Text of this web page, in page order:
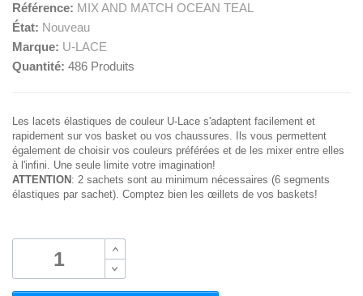
Référence: MIX AND MATCH OCEAN TEAL
État: Nouveau
Marque: U-LACE
Quantité: 486 Produits
Les lacets élastiques de couleur U-Lace s'adaptent facilement et
rapidement sur vos basket ou vos chaussures. Ils vous permettent
également de choisir vos couleurs préférées et de les mixer entre elles
à l'infini. Une seule limite votre imagination!
ATTENTION : 2 sachets sont au minimum nécessaires (6 segments
élastiques par sachet). Comptez bien les œillets de vos baskets!
B
B